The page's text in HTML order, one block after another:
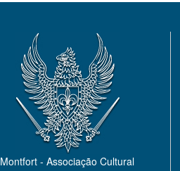
Montfort - Associação Cultural